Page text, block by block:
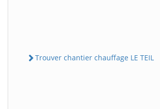
Trouver chantier chauffage LE TEIL